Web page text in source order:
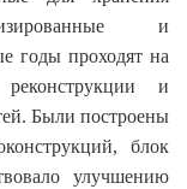
и
годы проходят на
и
Были построены
блок
улучшению